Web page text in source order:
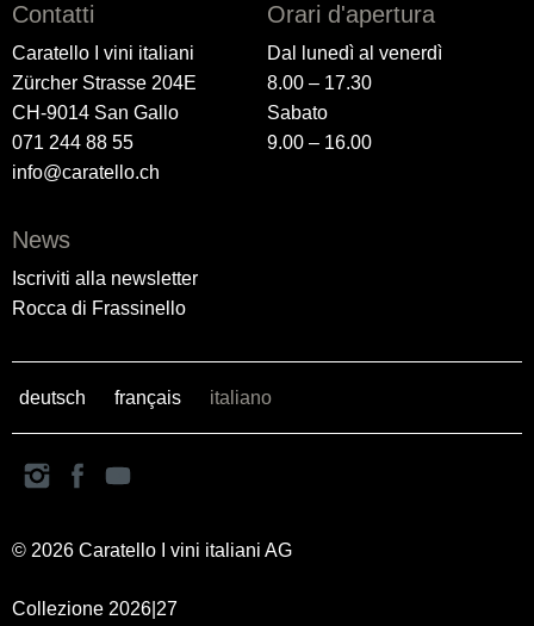
Contatti
Caratello I vini italiani
Zürcher Strasse 204E
CH-9014 San Gallo
071 244 88 55
info@caratello.ch
Orari d'apertura
Dal lunedì al venerdì
8.00 – 17.30
Sabato
9.00 – 16.00
News
Iscriviti alla newsletter
Rocca di Frassinello
deutsch français italiano
© 2026 Caratello I vini italiani AG
Collezione 2026|27